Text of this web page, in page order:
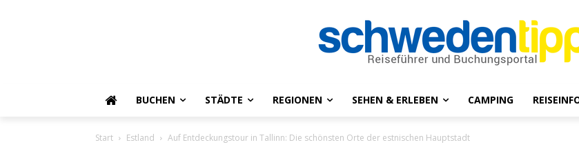
BUCHEN STÄDTE REGIONEN SEHEN & ERLEBEN CAMPING
Start Estland Auf Entdeckungstour in Tallinn: Die schönsten Orte der estnischen Hauptstadt